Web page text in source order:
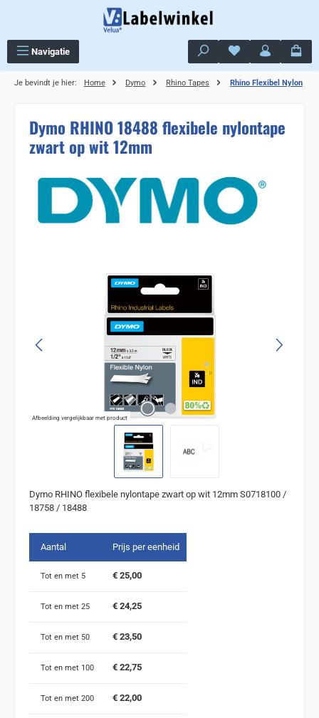
Navigatie Je hebt 0 items op
Je bevindt je hier: Home Dymo Rhino Tapes Rhino Flexibel Nylon
Dymo RHINO 18488 flexibele nylontape
zwart op wit 12mm
Sla de afbeeldingengalerij over
Afbeelding vergelijkbaar met product
Dymo RHINO flexibele nylontape zwart op wit 12mm S0718100 /
18758 / 18488
Aantal Prijs per eenheid
Tot en met 5 € 25,00
Tot en met 25 € 24,25
Tot en met 50 € 23,50
Tot en met 100 € 22,75
Tot en met 200 € 22,00